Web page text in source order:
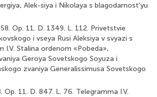
Alek-siya i Nikolaya s blagodarnost'yu
Op. 11. D. 1349. L. 112. Privetstvie
i vseya Rusi Aleksiya v svyazi s
I.V. Stalina ordenom «Pobeda»,
Geroya Sovetskogo Soyuza i
zvaniya Generalissimusa Sovetskogo
Op. 11. D. 847. L. 76. Telegramma I.V.